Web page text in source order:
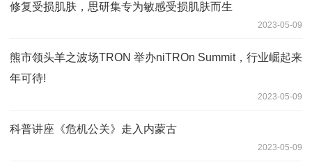
修复受损肌肤，思研集专为敏感受损肌肤而生
2023-05-09
熊市领头羊之波场TRON 举办niTROn Summit，行业崛起来
年可待!
2023-05-09
科普讲座《危机公关》走入内蒙古
2023-05-09